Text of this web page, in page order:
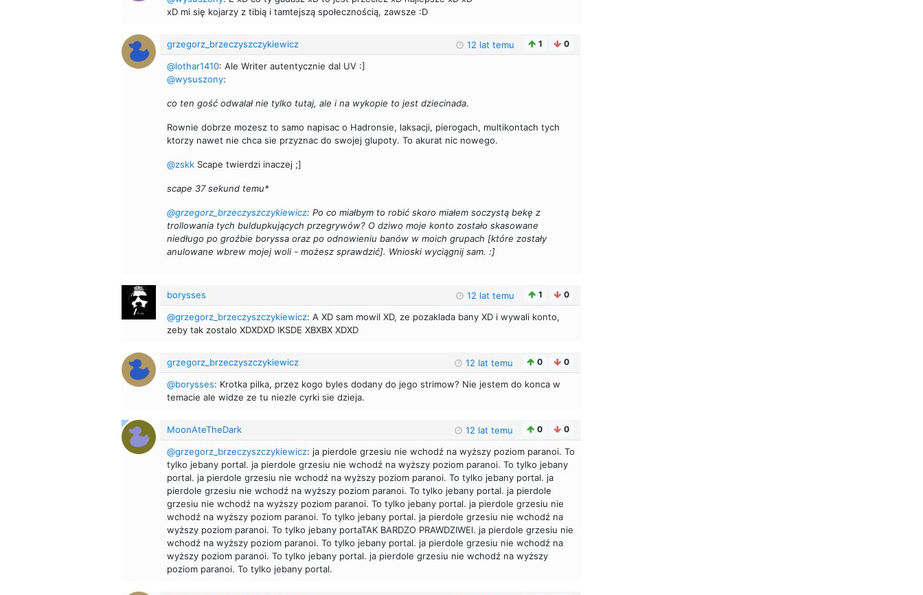
xD mi się kojarzy z tibią i tamtejszą społecznością, zawsze :D
grzegorz_brzeczyszczykiewicz 12 lat temu 1 0
@lothar1410: Ale Writer autentycznie dal UV :]
@wysuszony:
co ten gość odwalał nie tylko tutaj, ale i na wykopie to jest dziecinada.
Rownie dobrze mozesz to samo napisac o Hadronsie, laksacji, pierogach, multikontach tych
ktorzy nawet nie chca sie przyznac do swojej glupoty. To akurat nic nowego.
@zskk Scape twierdzi inaczej ;]
scape 37 sekund temu*
@grzegorz_brzeczyszczykiewicz: Po co miałbym to robić skoro miałem soczystą bekę z
trollowania tych buldupkujących przegrywów? O dziwo moje konto zostało skasowane
niedługo po groźbie boryssa oraz po odnowieniu banów w moich grupach [które zostały
anulowane wbrew mojej woli - możesz sprawdzić]. Wnioski wyciągnij sam. :]
borysses 12 lat temu 1 0
@grzegorz_brzeczyszczykiewicz: A XD sam mowil XD, ze pozaklada bany XD i wywali konto,
zeby tak zostalo XDXDXD IKSDE XBXBX XDXD
grzegorz_brzeczyszczykiewicz 12 lat temu 0 0
@borysses: Krotka pilka, przez kogo byles dodany do jego strimow? Nie jestem do konca w
temacie ale widze ze tu niezle cyrki sie dzieja.
MoonAteTheDark 12 lat temu 0 0
@grzegorz_brzeczyszczykiewicz: ja pierdole grzesiu nie wchodź na wyższy poziom paranoi. To
tylko jebany portal. ja pierdole grzesiu nie wchodź na wyższy poziom paranoi. To tylko jebany
portal. ja pierdole grzesiu nie wchodź na wyższy poziom paranoi. To tylko jebany portal. ja
pierdole grzesiu nie wchodź na wyższy poziom paranoi. To tylko jebany portal. ja pierdole
grzesiu nie wchodź na wyższy poziom paranoi. To tylko jebany portal. ja pierdole grzesiu nie
wchodź na wyższy poziom paranoi. To tylko jebany portal. ja pierdole grzesiu nie wchodź na
wyższy poziom paranoi. To tylko jebany portaTAK BARDZO PRAWDZIWEl. ja pierdole grzesiu nie
wchodź na wyższy poziom paranoi. To tylko jebany portal. ja pierdole grzesiu nie wchodź na
wyższy poziom paranoi. To tylko jebany portal. ja pierdole grzesiu nie wchodź na wyższy
poziom paranoi. To tylko jebany portal.